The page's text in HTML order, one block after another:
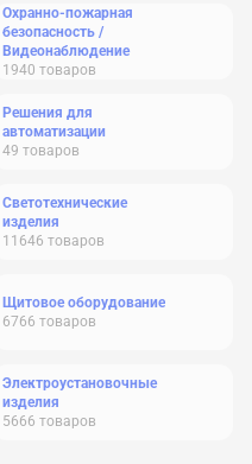
Охранно-пожарная
безопасность /
Видеонаблюдение
1940 товаров
Решения для
автоматизации
49 товаров
Светотехнические
изделия
11646 товаров
Щитовое оборудование
6766 товаров
Электроустановочные
изделия
5666 товаров